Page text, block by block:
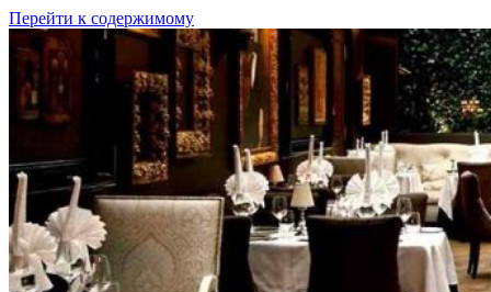
Перейти к содержимому